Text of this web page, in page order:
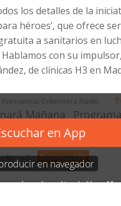
los detalles de la
héroes’, que ofrece
a sanitarios en
con su impulsor,
de clínicas H3 en